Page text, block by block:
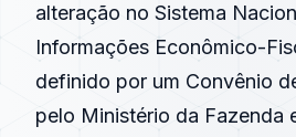
alteração no Sistema
Informações Econômico-
definido por um Convênio
pelo Ministério da Fazenda